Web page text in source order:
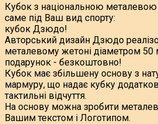
Кубок з національною
саме під Ваш вид спорту:
кубок Дзюдо!
Авторський дизайн Дзюдо
металевому жетоні діаметром 50
подарунок - безкоштовно!
Кубок має збільшену основу з
мармуру, що надає кубку
тактильні відчуття.
На основу можна зробити
Вашим текстом і Логотипом.